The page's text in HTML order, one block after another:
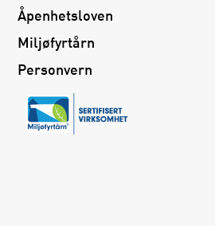
Åpenhetsloven
Miljøfyrtårn
Personvern